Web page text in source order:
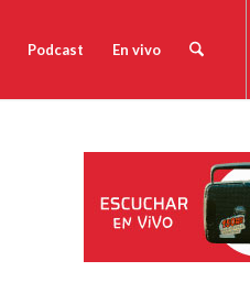
Podcast En vivo